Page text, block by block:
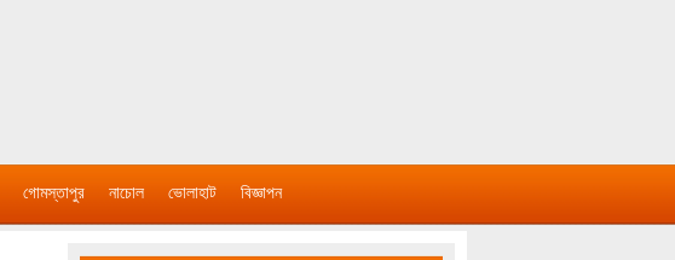
গোমস্তাপুর নাচোল ভোলাহাট বিজ্ঞাপন